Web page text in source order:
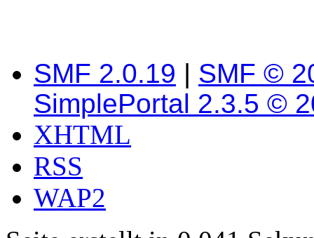
SMF 2.0.19 | SMF ©
SimplePortal 2.3.5 ©
XHTML
RSS
WAP2